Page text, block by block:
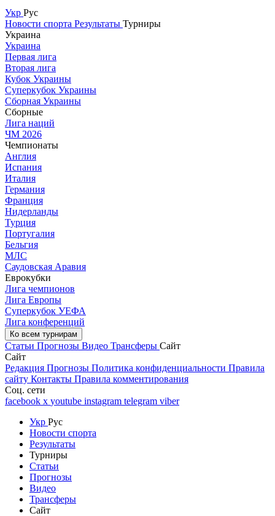
Укр Рус
Новости спорта Результаты Турниры
Украина
Украина
Первая лига
Вторая лига
Кубок Украины
Суперкубок Украины
Сборная Украины
Сборные
Лига наций
ЧМ 2026
Чемпионаты
Англия
Испания
Италия
Германия
Франция
Нидерланды
Турция
Португалия
Бельгия
МЛС
Саудовская Аравия
Еврокубки
Лига чемпионов
Лига Европы
Суперкубок УЕФА
Лига конференций
Ко всем турнирам
Статьи Прогнозы Видео Трансферы Сайт
Сайт
Редакция Прогнозы Политика конфиденциальности Правила
сайту Контакты Правила комментирования
Соц. сети
facebook x youtube instagram telegram viber
Укр Рус
Новости спорта
Результаты
Турниры
Статьи
Прогнозы
Видео
Трансферы
Сайт